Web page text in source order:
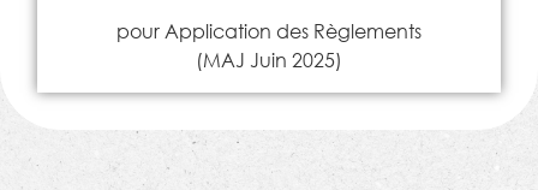
pour Application des Règlements
(MAJ Juin 2025)